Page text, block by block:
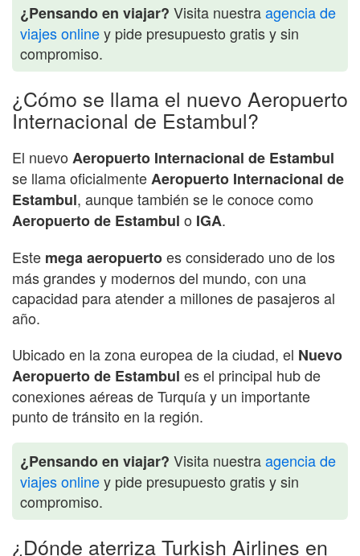
¿Pensando en viajar? Visita nuestraagencia de
viajes onliney pide presupuesto gratis y sin
compromiso.
¿Cómo se llama el nuevo Aeropuerto
Internacional de Estambul?
El nuevo Aeropuerto Internacional de Estambul
se llama oficialmenteAeropuerto Internacional de
Estambul, aunque también se le conoce como
Aeropuerto de Estambul o IGA.
Este mega aeropuertoes considerado uno de los
más grandes y modernos del mundo, con una
capacidad para atender a millones de pasajeros al
año.
Ubicado en la zona europea de la ciudad, el Nuevo
Aeropuerto de Estambul es el principal hub de
conexiones aéreas de Turquía y un importante
punto de tránsito en la región.
¿Pensando en viajar? Visita nuestraagencia de
viajes onliney pide presupuesto gratis y sin
compromiso.
¿Dónde aterriza Turkish Airlines en